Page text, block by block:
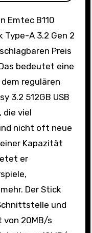
Type-A 3.2 Gen 2
Preis
bedeutet eine
regulären
3.2 512GB USB
die viel
nicht oft neue
Kapazität
er
Der Stick
und
von 20MB/s